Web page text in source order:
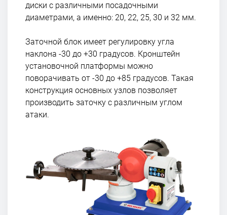
диски с различными посадочными
диаметрами, а именно: 20, 22, 25, 30 и 32 мм.
Заточной блок имеет регулировку угла
наклона -30 до +30 градусов. Кронштейн
установочной платформы можно
поворачивать от -30 до +85 градусов. Такая
конструкция основных узлов позволяет
производить заточку с различным углом
атаки.